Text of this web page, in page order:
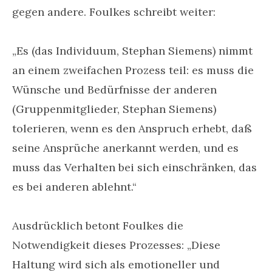
gegen andere. Foulkes schreibt weiter:
„Es (das Individuum, Stephan Siemens) nimmt
an einem zweifachen Prozess teil: es muss die
Wünsche und Bedürfnisse der anderen
(Gruppenmitglieder, Stephan Siemens)
tolerieren, wenn es den Anspruch erhebt, daß
seine Ansprüche anerkannt werden, und es
muss das Verhalten bei sich einschränken, das
es bei anderen ablehnt.“
Ausdrücklich betont Foulkes die
Notwendigkeit dieses Prozesses: „Diese
Haltung wird sich als emotioneller und